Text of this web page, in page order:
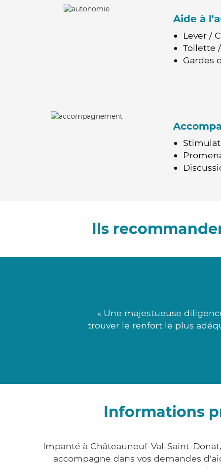
Aide à
Lever /
Toilette
Gardes
Ils
« Une majestueuse
trouver le renfort le plus
Informations
Impanté à Châteauneuf-Val-Saint-
accompagne dans vos demandes